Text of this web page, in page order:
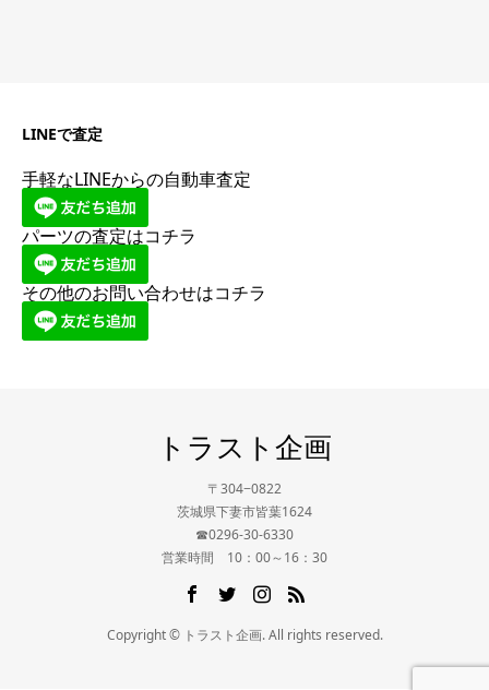
LINEで査定
手軽なLINEからの自動車査定
パーツの査定はコチラ
その他のお問い合わせはコチラ
トラスト企画
〒304−0822
茨城県下妻市皆葉1624
☎0296-30-6330
営業時間 10：00～16：30
Copyright © トラスト企画. All rights reserved.